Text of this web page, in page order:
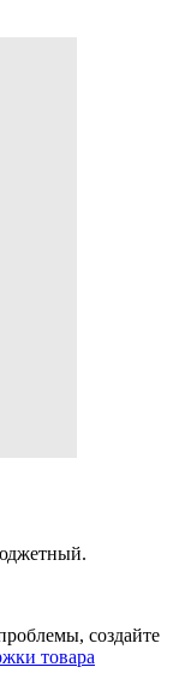
создайте
товара